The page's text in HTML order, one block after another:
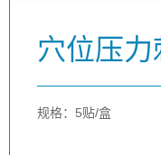
穴位压力
规格：5贴/盒